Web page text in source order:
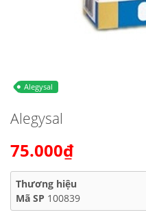
Alegysal
Alegysal
75.000₫
Thương hiệu
Mã SP 100839